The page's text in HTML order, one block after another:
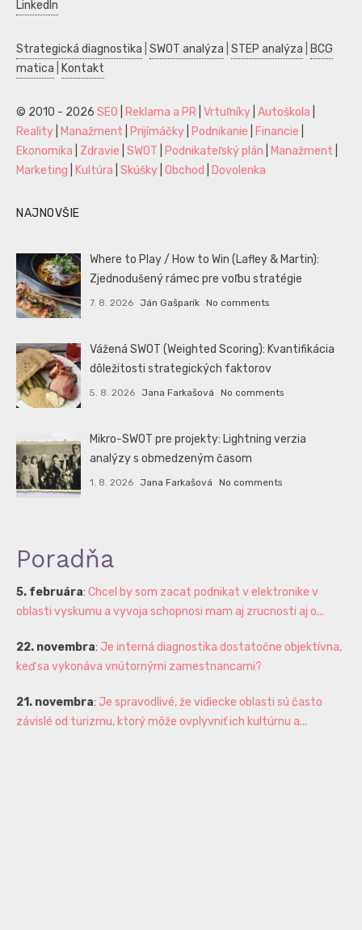
LinkedIn
Strategická diagnostika SWOT analýza STEP analýza
BCG
matica
Kontakt
© 2010 - 2026 SEO Reklama a PR Vrtuľníky Autoškola
Reality
Manažment Prijímáčky Podnikanie Financie
Ekonomika
Zdravie SWOT Podnikateľský plán Manažment
Marketing
Kultúra Skúšky Obchod Dovolenka
NAJNOVŠIE
Where to Play / How to Win (Lafley & Martin):
Zjednodušený rámec pre voľbu stratégie
7. 8. 2026 Ján Gašparík No comments
Vážená SWOT (Weighted Scoring): Kvantifikácia
dôležitosti strategických faktorov
5. 8. 2026 Jana Farkašová No comments
Mikro-SWOT pre projekty: Lightning verzia
analýzy s obmedzeným časom
1. 8. 2026 Jana Farkašová No comments
Poradňa
5. februára: Chcel by som zacat podnikat v elektronike v
oblasti vyskumu a vyvoja schopnosi mam aj zrucnosti aj o...
22. novembra: Je interná diagnostika dostatočne objektívna,
keď sa vykonáva vnútornými zamestnancami?
21. novembra: Je spravodlivé, že vidiecke oblasti sú často
závislé od turizmu, ktorý môže ovplyvniť ich kultúrnu a...